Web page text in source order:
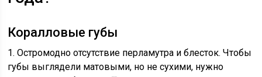
Коралловые губы
1. Остромодно отсутствие перламутра и блесток. Чтобы
губы выглядели матовыми, но не сухими, нужно